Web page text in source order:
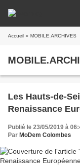
Accueil » MOBILE.ARCHIVES
Les Hauts-de-
Renaissance
Publié le 23/05/2019 à
Par MoDem Colombes